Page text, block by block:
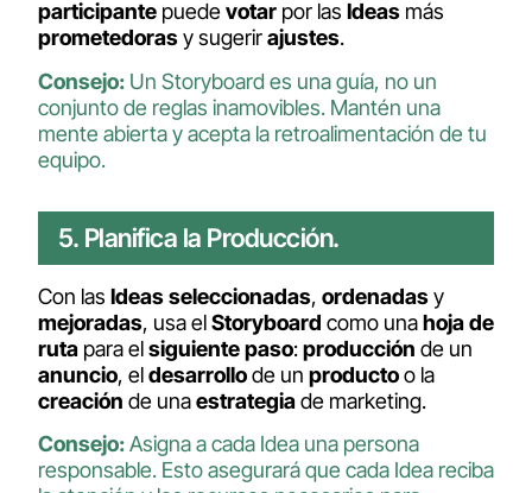
participante puedevotar por las Ideas más
prometedorasy sugerirajustes.
Consejo: Un Storyboard es una guía, no un
conjunto de reglas inamovibles. Mantén una
mente abierta y acepta la retroalimentación de tu
equipo.
5. Planifica la Producción.
Con las Ideasseleccionadas, ordenadasy
mejoradas, usa elStoryboard como unahojade
ruta para elsiguientepaso:producción de un
anuncio, eldesarrollode un productoo la
creación de unaestrategiade marketing.
Consejo:Asigna a cada Idea una persona
responsable. Esto asegurará que cada Idea reciba